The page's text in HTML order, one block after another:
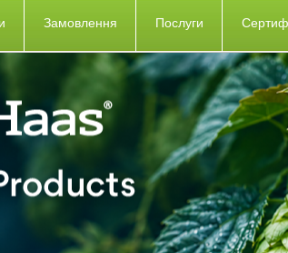
Замовлення Послуги